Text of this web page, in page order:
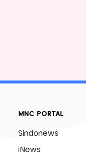
MNC PORTAL
Sindonews
iNews